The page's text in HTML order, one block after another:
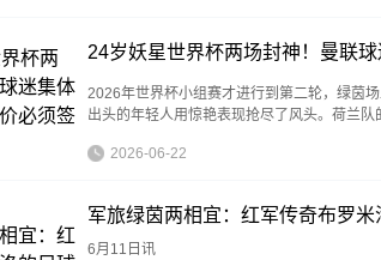
24岁妖星世界杯两场封神！曼联
2026年世界杯小组赛才进行到第二轮，绿茵
出头的年轻人用惊艳表现抢尽了风头。荷兰
2026-06-22
军旅绿茵两相宜：红军传奇布罗米
6月11日讯